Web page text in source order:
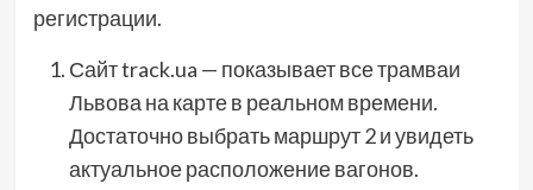
регистрации.
Сайт track.ua — показывает все трамваи
Львова на карте в реальном времени.
Достаточно выбрать маршрут 2 и увидеть
актуальное расположение вагонов.